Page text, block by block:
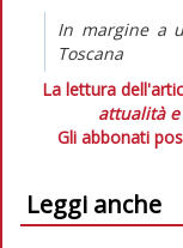
In margine a
Toscana
La lettura
attualità
Gli abbonati
Leggi anche